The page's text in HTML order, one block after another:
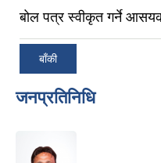
बोल पत्र स्वीकृत गर्ने
बाँकी
जनप्रतिनिधि